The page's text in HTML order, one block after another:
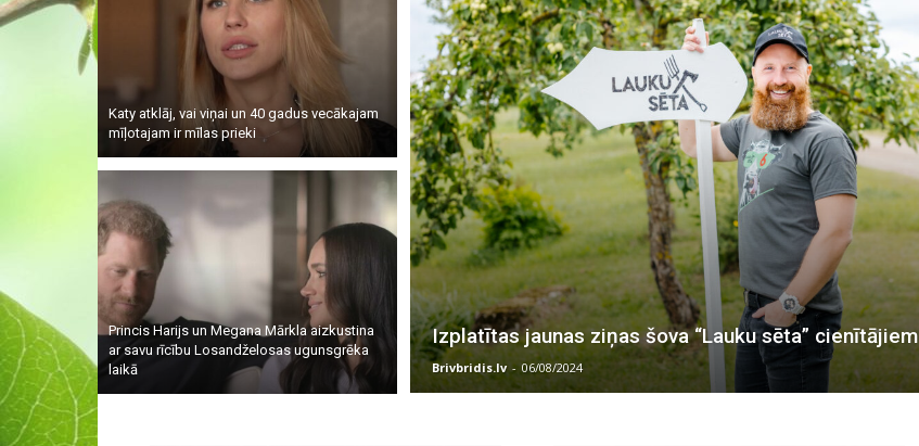
Katy atklāj, vai viņai un 40 gadus vecākajam
mīļotajam ir mīlas prieki
Princis Harijs un Megana Mārkla aizkustina
ar savu rīcību Losandželosas ugunsgrēka
laikā
Izplatītas jaunas ziņas šova “Lauku sēta” cienītājiem
Brivbridis.lv - 06/08/2024